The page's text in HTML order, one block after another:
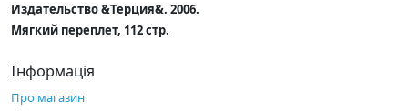
Издательство &Терция&. 2006.
Мягкий переплет, 112 стр.
Інформація
Про магазин